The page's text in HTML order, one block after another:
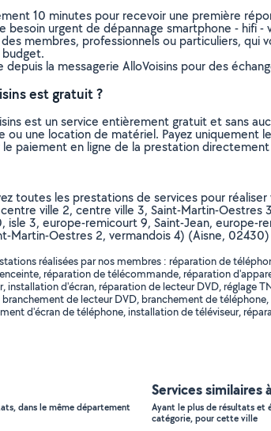
10 minutes pour recevoir une première
besoin urgent de dépannage smartphone - hifi -
membres, professionnels ou particuliers,
depuis la messagerie AlloVoisins pour des
est gratuit ?
est un service entièrement gratuit et sans
ou une location de matériel. Payez uniquement
le paiement en ligne de la prestation
toutes les prestations de services pour
ville 2, centre ville 3, Saint-Martin-
isle 3, europe-remicourt 9, Saint-Jean, europe-
Martin-Oestres 2, vermandois 4) (Aisne, 02430)
réalisées par nos membres : réparation de
réparation de télécommande, réparation
installation d'écran, réparation de lecteur DVD, réglage
de lecteur DVD, branchement de
d'écran de téléphone, installation de téléviseur,
dans le même département
Services similaires
Ayant le plus de résultats et
catégorie, pour cette ville